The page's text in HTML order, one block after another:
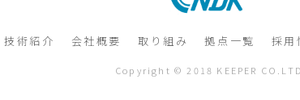
技術紹介 会社概要 取り組み 拠点一覧 採用
Copyright © 2018 KEEPER CO.LTD